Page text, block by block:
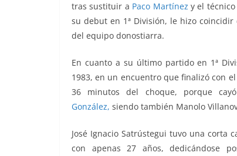
tras sustituir a Paco Martínez y el
su debut en 1ª División, le hizo
del equipo donostiarra.
En cuanto a su último partido en 1ª
1983, en un encuentro que finalizó con
36 minutos del choque, porque
González, siendo también Manolo
José Ignacio Satrústegui tuvo una
con apenas 27 años, dedicándose